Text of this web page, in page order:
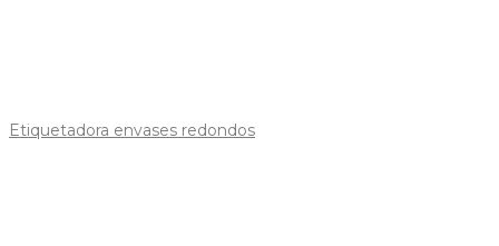
Etiquetadora envases redondos